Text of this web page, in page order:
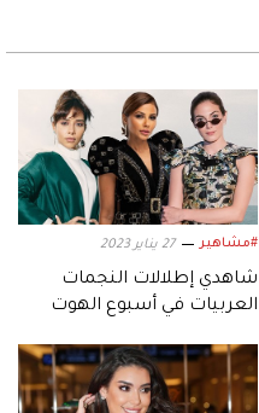
#مشاهير 27 يناير 2023
شاهدي إطلالات النجمات
العربيات في أسبوع الهوت